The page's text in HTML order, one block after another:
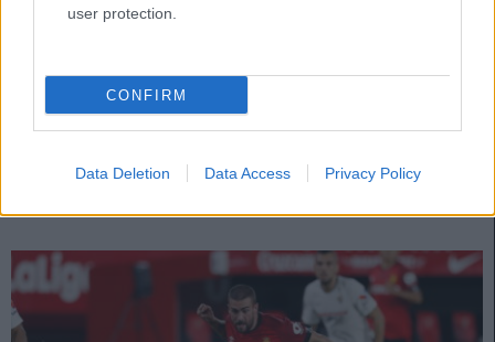
user protection.
CONFIRM
Data Deletion Data Access Privacy Policy
22. agosto 2021 Por Jesus Gallo